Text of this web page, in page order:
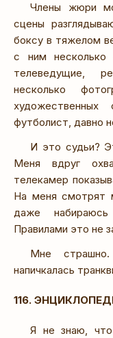
Члены жюри
сцены
боксу в тяжелом
с ним несколько
телеведущие,
несколько
футболист, давно
И это судьи?
Меня вдруг
телекамер
На меня смотрят
даже
Правилами это не
Мне
напичкалась
116.
Я не знаю,